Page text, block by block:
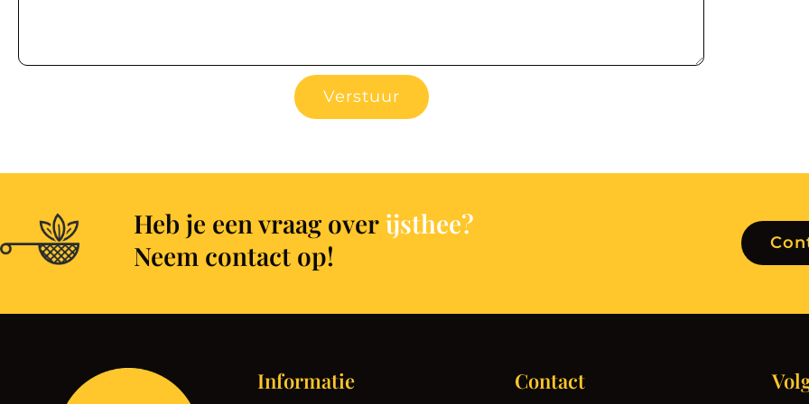
Verstuur
Heb je een vraag overisthee?
Neem contact op!
Informatie Contact